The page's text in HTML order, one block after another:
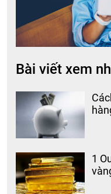
Bài viết xem
1